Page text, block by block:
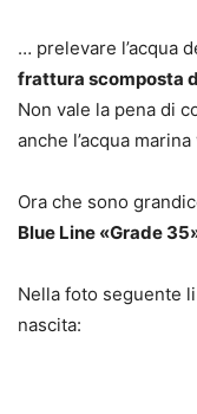
… prelevare l’acqua
frattura scomposta
Non vale la pena di
anche l’acqua
Ora che sono
Blue Line «Grade
Nella foto seguente
nascita: